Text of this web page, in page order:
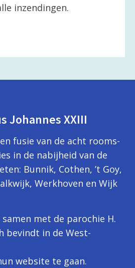
inzendingen.
Johannes XXIII
fusie van de acht rooms-
in de nabijheid van de
Bunnik, Cothen, ’t Goy,
Werkhoven en Wijk
met de parochie H.
bevindt in de West-
website te gaan.